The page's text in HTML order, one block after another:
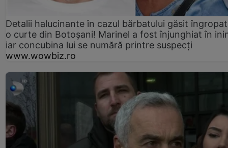
Detalii halucinante în cazul bărbatului găsit
o curte din Botoșani! Marinel a fost înjunghiat în
iar concubina lui se numără printre suspecți
www.wowbiz.ro